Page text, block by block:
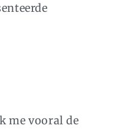
me vooral de